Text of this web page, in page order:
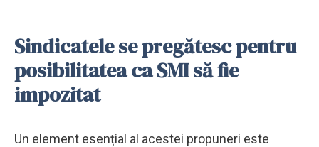
Sindicatele se pregătesc pentru
posibilitatea ca SMI să fie
impozitat
Un element esențial al acestei propuneri este